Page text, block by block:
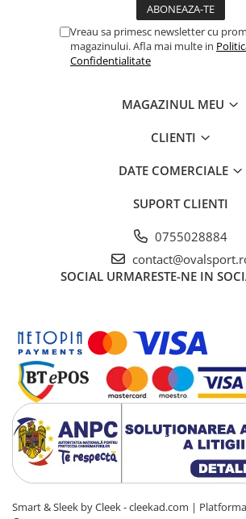
Vreau sa primesc newsletter cu
magazinului. Afla mai multe in
Confidentialitate
MAGAZINUL MEU
CLIENTI
DATE COMERCIALE
SUPORT CLIENTI
0755028884
SOCIAL URMARESTE-NE IN
Smart & Sleek by Cleek - cleekad.com |